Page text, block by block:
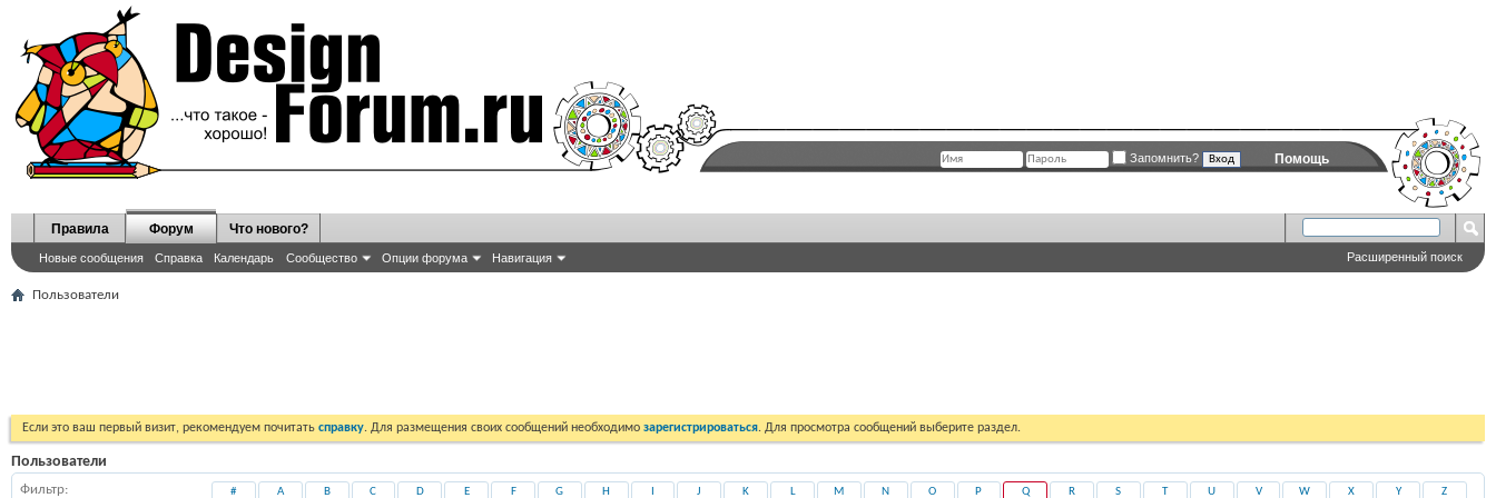
Помощь
Запомнить?
Правила Форум
Новые сообщения Справка Календарь Сообщество Опции форума Навигация
Что нового?
Расширенный поиск
Пользователи
Если это ваш первый визит, рекомендуем почитать справку. Для размещения своих сообщений необходимо зарегистрироваться. Для просмотра сообщений выберите раздел.
Пользователи
Фильтр # A B C D E F G H J K L M N O P Q R S T U V W X Y Z